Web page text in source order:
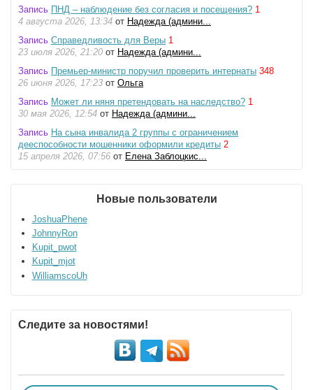
Запись ПНД – наблюдение без согласия и посещения? 1
4 августа 2026, 13:34 от Надежда (админи...
Запись Справедливость для Веры 1
23 июля 2026, 21:20 от Надежда (админи...
Запись Премьер-министр поручил проверить интернаты 348
26 июня 2026, 17:23 от Ольга
Запись Может ли няня претендовать на наследство? 1
30 мая 2026, 12:54 от Надежда (админи...
Запись На сына инвалида 2 группы с ограничением
дееспособности мошенники оформили кредиты 2
15 апреля 2026, 07:56 от Елена Заблоцкис...
Новые пользователи
JoshuaPhene
JohnnyRon
Kupit_pwot
Kupit_mjot
WilliamscoUh
Следите за новостями!